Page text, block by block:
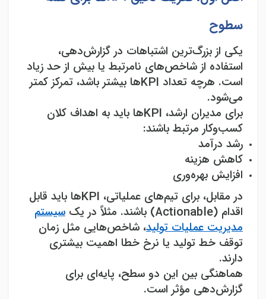
سطوح
یکی از بزرگ‌ترین اشتباهات در گزارش‌دهی،
استفاده از شاخص‌های نامرتبط یا بیش از حد زیاد
است. هرچه تعداد
ها بیشتر باشد، تمرکز کمتر
می‌شود.
برای مدیران ارشد، KPIها باید به اهداف کلان
کسب‌وکار مرتبط باشند:
رشد درآمد
کاهش هزینه
افزایش بهره‌وری
در مقابل، برای تیم‌های عملیاتی، KPIها باید قابل
اقدام (Actionable) باشند. مثلاً در یک سیستم
مدیریت عملیات تولید، شاخص‌هایی مثل زمان
توقف خط تولید یا نرخ خطا اهمیت بیشتری
دارند.
هماهنگی بین این دو سطح، پایه‌ای برای
گزارش‌دهی مؤثر است.